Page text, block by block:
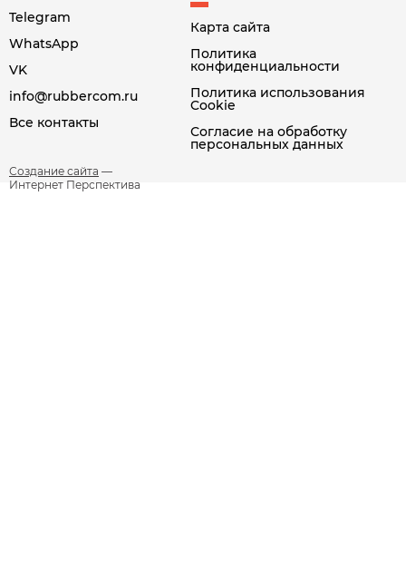
Telegram
WhatsApp
VK
info@rubbercom.ru
Все контакты
Карта сайта
Политика
конфиденциальности
Политика использования
Cookie
Согласие на обработку
персональных данных
Создание сайта —
Интернет Перспектива